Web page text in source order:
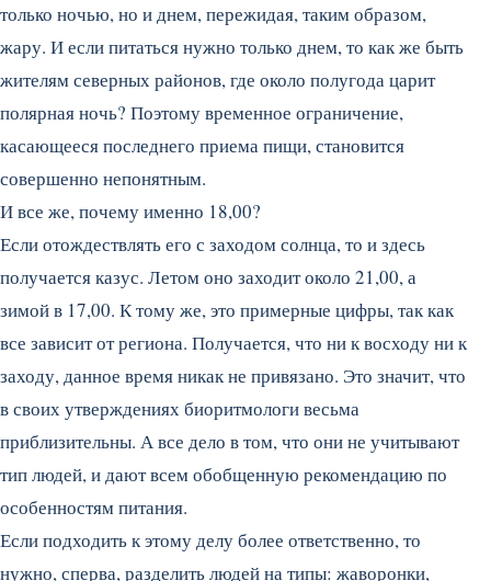
только ночью, но и днем, пережидая, таким образом,
жару. И если питаться нужно только днем, то как же быть
жителям северных районов, где около полугода царит
полярная ночь? Поэтому временное ограничение,
касающееся последнего приема пищи, становится
совершенно непонятным.
И все же, почему именно 18,00?
Если отождествлять его с заходом солнца, то и здесь
получается казус. Летом оно заходит около 21,00, а
зимой в 17,00. К тому же, это примерные цифры, так как
все зависит от региона. Получается, что ни к восходу ни к
заходу, данное время никак не привязано. Это значит, что
в своих утверждениях биоритмологи весьма
приблизительны. А все дело в том, что они не учитывают
тип людей, и дают всем обобщенную рекомендацию по
особенностям питания.
Если подходить к этому делу более ответственно, то
нужно, сперва, разделить людей на типы: жаворонки,